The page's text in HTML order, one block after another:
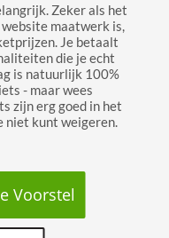
Zeker als het
maatwerk is,
Je betaalt
die je echt
is natuurlijk 100%
- maar wees
zijn erg goed in het
niet kunt weigeren.
Voorstel